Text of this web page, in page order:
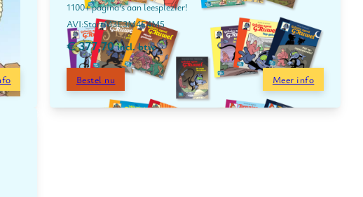
1100+ pagina’s aan leesplezier!
StartM3E3M4E4M5
€377,70 incl. btw
Bestel nu Meer info